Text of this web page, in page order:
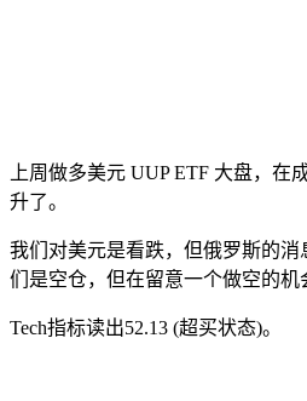
上周做多美元 UUP ETF 大盘，在
升了。
我们对美元是看跌，但俄罗斯的
们是空仓，但在留意一个做空的机
Tech指标读出52.13 (超买状态)。